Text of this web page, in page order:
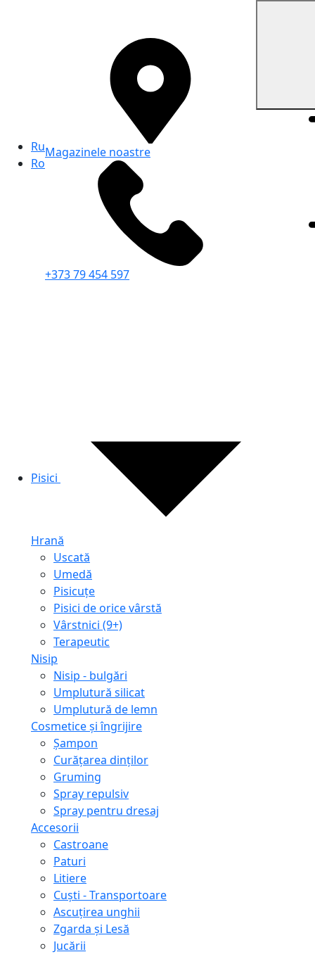
Ru
Ro
Magazinele noastre
+373 79 454 597
Pisici
Hrană
Uscată
Umedă
Pisicuțe
Pisici de orice vârstă
Vârstnici (9+)
Terapeutic
Nisip
Nisip - bulgări
Umplutură silicat
Umplutură de lemn
Cosmetice și îngrijire
Șampon
Curățarea dinților
Gruming
Spray repulsiv
Spray pentru dresaj
Accesorii
Castroane
Paturi
Litiere
Сuști - Transportoare
Ascuţirea unghii
Zgarda și Lesă
Jucării